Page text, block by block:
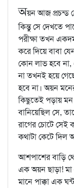
অয়ন আজ প্রচন্ড
কিন্তু সে দেখতে
পরীক্ষা তখন
করে দিয়ে বাবা
কোন লাভ হবে না,
না তখনই হয়ে
হবে না। অয়ন
কিছুতেই পড়ায় মন
বানিয়েছিল সে,
রাগের চোটে সেই
কথাটা কেটে দিল
আশপাশের বাড়ি
এক অয়ন ছাড়া! মা
মানে পাক্কা এক